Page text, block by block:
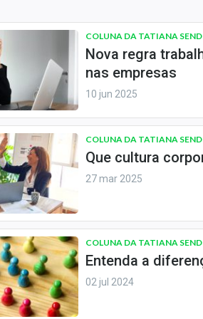
COLUNA DA TATIANA
Nova regra
nas empresas
10 jun 2025
COLUNA DA TATIANA
Que cultura
27 mar 2025
COLUNA DA TATIANA
Entenda a
02 jul 2024